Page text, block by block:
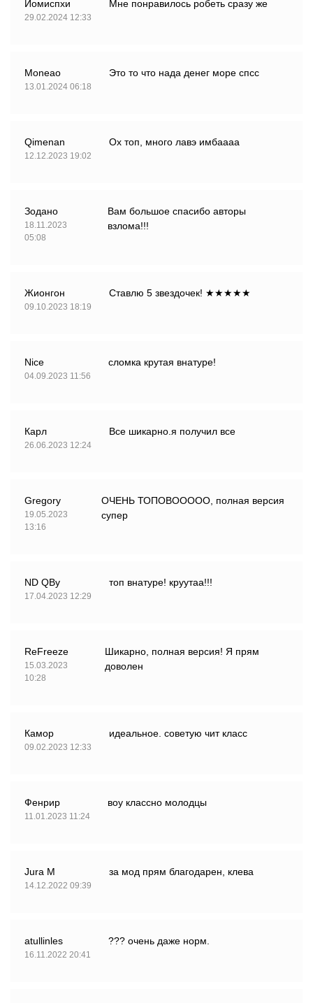
Йомиспхи
29.02.2024 12:33
Мне понравилось робеть сразу же
Moneao
13.01.2024 06:18
Это то что нада денег море спсс
Qimenan
12.12.2023 19:02
Ох топ, много лавэ имбаааа
Зодано
18.11.2023
05:08
Вам большое спасибо авторы
взлома!!!
Жионгон
09.10.2023 18:19
Ставлю 5 звездочек! ★★★★★
Nice
04.09.2023 11:56
сломка крутая внатуре!
Карл
26.06.2023 12:24
Все шикарно.я получил все
Gregory
19.05.2023
13:16
ОЧЕНЬ ТОПОВООООО, полная версия
супер
ND QBy
17.04.2023 12:29
топ внатуре! круутаа!!!
ReFreeze
15.03.2023
10:28
Шикарно, полная версия! Я прям
доволен
Камор
09.02.2023 12:33
идеальное. советую чит класс
Фенрир
11.01.2023 11:24
воу классно молодцы
Jura M
14.12.2022 09:39
за мод прям благодарен, клева
atullinles
16.11.2022 20:41
??? очень даже норм.